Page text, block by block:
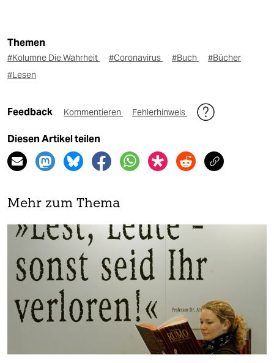
Themen
#Kolumne Die Wahrheit #Coronavirus #Buch
#Bücher
#Lesen
Feedback Kommentieren Fehlerhinweis
Diesen Artikel teilen
Mehr zum Thema